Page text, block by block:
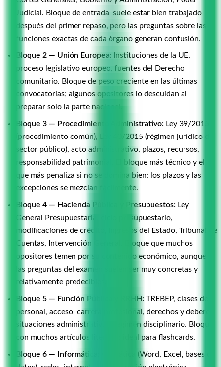
Judicial. Bloque de entrada, suele estar bien trabajado
después del primer repaso, pero las preguntas sobre las
funciones exactas de cada órgano generan confusión.
Bloque 2 — Unión Europea: Instituciones de la UE,
proceso legislativo europeo, fuentes del Derecho
comunitario. Bloque de peso creciente en las últimas
convocatorias; algunos opositores lo descuidan al
preparar solo la parte nacional.
Bloque 3 — Procedimiento Administrativo: Ley 39/2015
(procedimiento común), Ley 40/2015 (régimen jurídico del
sector público), acto administrativo, plazos, recursos,
responsabilidad patrimonial. El bloque más técnico y el
que más penaliza si no se domina bien: los plazos y las
excepciones se mezclan fácilmente.
Bloque 4 — Hacienda Pública y Presupuestos: Ley
General Presupuestaria, ciclo presupuestario,
modificaciones de crédito, ingresos del Estado, Tribunal de
Cuentas, Intervención General. Bloque que muchos
opositores temen por su contenido económico, aunque
las preguntas del examen suelen ser muy concretas y
relativamente predecibles.
Bloque 5 — Función Pública y RRHH: TREBEP, clases de
personal, acceso, carrera profesional, derechos y deberes,
situaciones administrativas, régimen disciplinario. Bloque
con muchos artículos literales: ideal para flashcards.
Bloque 6 — Informática:
Ofimática (Word, Excel, bases de